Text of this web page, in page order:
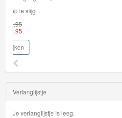
Verlanglijstje
Je verlanglijstje is leeg.